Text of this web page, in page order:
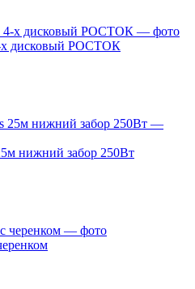
х дисковый РОСТОК
нижний забор 250Вт